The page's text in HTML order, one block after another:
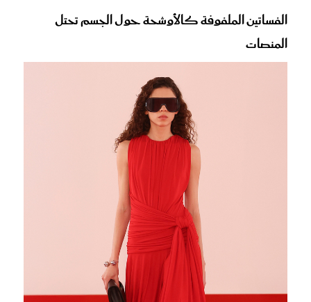
الفساتين الملفوفة كالأوشحة حول الجسم تحتل
المنصات